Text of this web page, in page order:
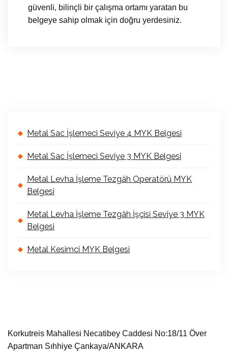
güvenli, bilinçli bir çalışma ortamı yaratan bu
belgeye sahip olmak için doğru yerdesiniz.
Metal Sac İşlemeci Seviye 4 MYK Belgesi
Metal Sac İşlemeci Seviye 3 MYK Belgesi
Metal Levha İşleme Tezgâh Operatörü MYK
Belgesi
Metal Levha İşleme Tezgâh İşçisi Seviye 3 MYK
Belgesi
Metal Kesimci MYK Belgesi
Korkutreis Mahallesi Necatibey Caddesi No:18/11 Över
Apartman Sıhhiye Çankaya/ANKARA